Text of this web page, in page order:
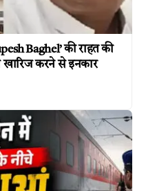
Baghel’ की राहत की
खारिज करने से इनकार